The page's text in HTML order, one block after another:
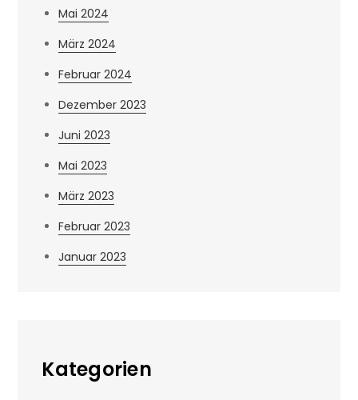
Mai 2024
März 2024
Februar 2024
Dezember 2023
Juni 2023
Mai 2023
März 2023
Februar 2023
Januar 2023
Kategorien